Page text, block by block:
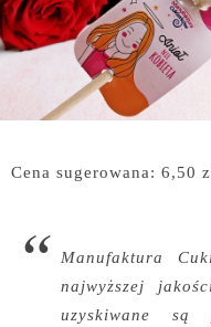
Cena sugerowana: 6,50
Manufaktura
najwyższej
uzyskiwane są